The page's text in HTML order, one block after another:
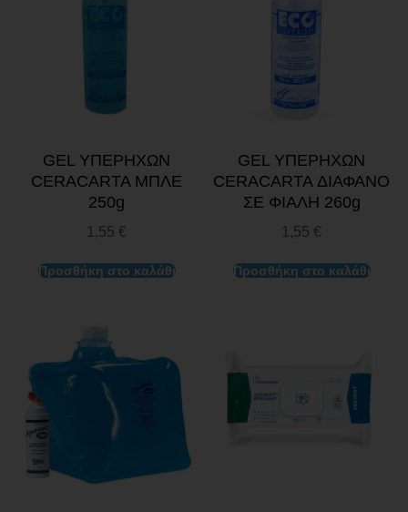
GEL ΥΠΕΡΗΧΩΝ
CERACARTA ΜΠΛΕ
250g
1,55 €
Προσθήκη στο καλάθι
GEL ΥΠΕΡΗΧΩΝ
CERACARTA ΔΙΑΦΑΝΟ
ΣΕ ΦΙΑΛΗ 260g
1,55 €
Προσθήκη στο καλάθι